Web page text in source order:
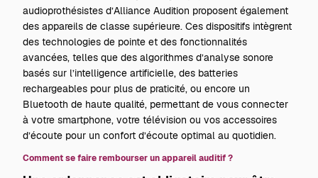
audioprothésistes d’Alliance Audition proposent également
des appareils de classe supérieure. Ces dispositifs intègrent
des technologies de pointe et des fonctionnalités
avancées, telles que des algorithmes d’analyse sonore
basés sur l’intelligence artificielle, des batteries
rechargeables pour plus de praticité, ou encore un
Bluetooth de haute qualité, permettant de vous connecter
à votre smartphone, votre télévision ou vos accessoires
d’écoute pour un confort d’écoute optimal au quotidien.
Comment se faire rembourser un appareil auditif ?